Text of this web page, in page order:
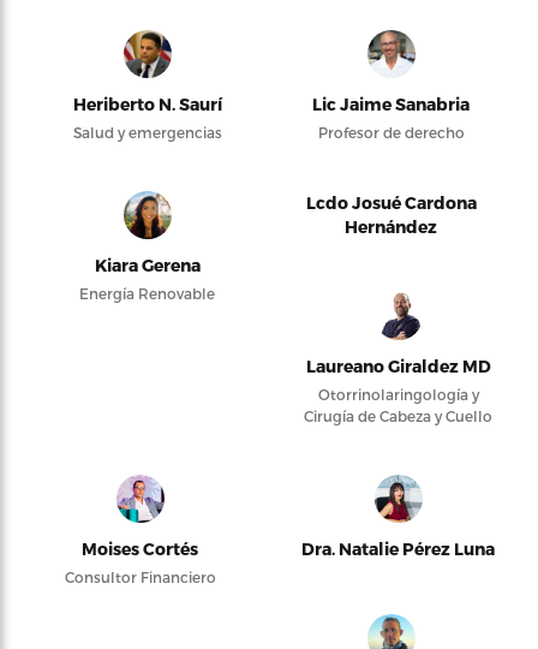
Heriberto N. Saurí
Salud y emergencias
Lic Jaime Sanabria
Profesor de derecho
Kiara Gerena
Energía Renovable
Lcdo Josué Cardona
Hernández
Laureano Giraldez MD
Otorrinolaringología y
Cirugía de Cabeza y Cuello
Moises Cortés
Consultor Financiero
Dra. Natalie Pérez Luna